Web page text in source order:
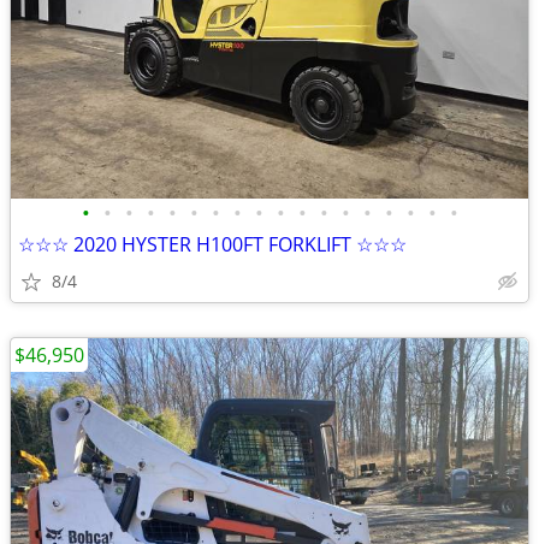
• • • • • • • • • • • • • • • • • •
☆☆☆ 2020 HYSTER H100FT FORKLIFT ☆☆☆
8/4
$46,950